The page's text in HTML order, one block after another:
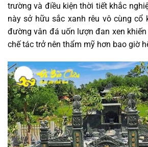
trường và điều kiện thời tiết khắc
này sở hữu sắc xanh rêu vô cùng cổ
đường vân đá uốn lượn đan xen
chế tác trở nên thẩm mỹ hơn bao giờ